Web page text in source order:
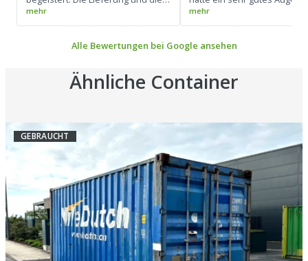
gesamte Abwicklung verlaufen
absolut reibungslos und super
den Fahrer: Er beherrscht sein
Container zentimetergenau und
präzise abgestellt. Pünktlichkeit
wirklich nicht – macht weiter so!
konnte den LKW super
(Siehe Foto) Ich werde mir
wieder drauf zurück
Alle Bewertungen bei Google ansehen
Ähnliche Container
GEBRAUCHT